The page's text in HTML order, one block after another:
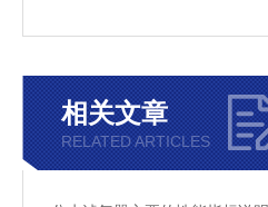
相关文章
RELATED ARTICLES